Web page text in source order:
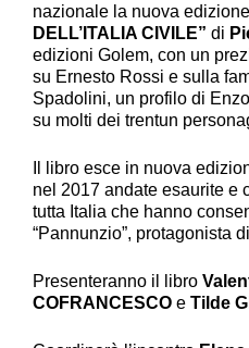
nazionale la nuova
DELL’ITALIA CIVILE” di
edizioni Golem, con un
su Ernesto Rossi e sulla
Spadolini, un profilo di
su molti dei trentun
Il libro esce in nuova
nel 2017 andate esaurite e
tutta Italia che hanno
“Pannunzio”, protagonista
Presenteranno il libro
COFRANCESCO e Tilde